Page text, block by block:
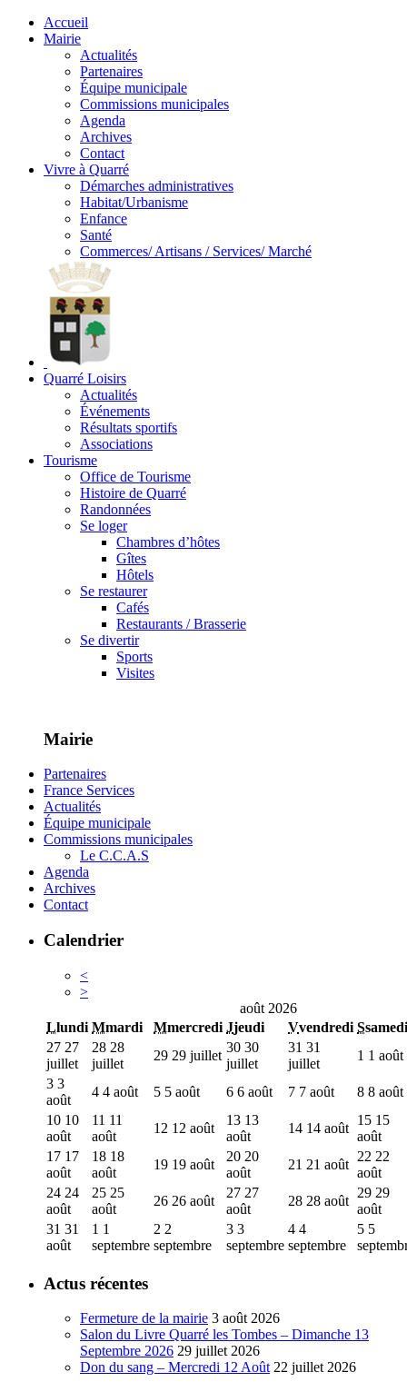
Accueil
Mairie
Actualités
Partenaires
Équipe municipale
Commissions municipales
Agenda
Archives
Contact
Vivre à Quarré
Démarches administratives
Habitat/Urbanisme
Enfance
Santé
Commerces/ Artisans / Services/ Marché
Quarré Loisirs
Actualités
Événements
Résultats sportifs
Associations
Tourisme
Office de Tourisme
Histoire de Quarré
Randonnées
Se loger
Chambres d’hôtes
Gîtes
Hôtels
Se restaurer
Cafés
Restaurants / Brasserie
Se divertir
Sports
Visites
Mairie
Partenaires
France Services
Actualités
Équipe municipale
Commissions municipales
Le C.C.A.S
Agenda
Archives
Contact
Calendrier
<
>
août 2026
Llundi Mmardi Mmercredi Jjeudi Vvendredi Ssamedi
27 27
juillet
28 28
juillet
29 29 juillet
30 30
juillet
31 31
juillet
1 1 août
3 3
août
4 4 août 5 5 août 6 6 août 7 7 août 8 8 août
10 10
août
11 11
août
12 12 août
13 13
août
14 14 août
15 15
août
17 17
août
18 18
août
19 19 août
20 20
août
21 21 août
22 22
août
24 24
août
25 25
août
26 26 août
27 27
août
28 28 août
29 29
août
31 31
août
1 1
septembre
2 2
septembre
3 3
septembre
4 4
septembre
5 5
Actus récentes
Fermeture de la mairie 3 août 2026
Salon du Livre Quarré les Tombes – Dimanche 13
Septembre 2026 29 juillet 2026
Don du sang – Mercredi 12 Août 22 juillet 2026